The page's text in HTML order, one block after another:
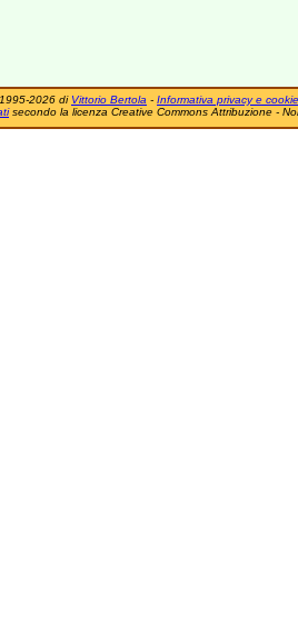
2026 di Vittorio Bertola - Informativa privacy e cookie
secondo la licenza Creative Commons Attribuzione -